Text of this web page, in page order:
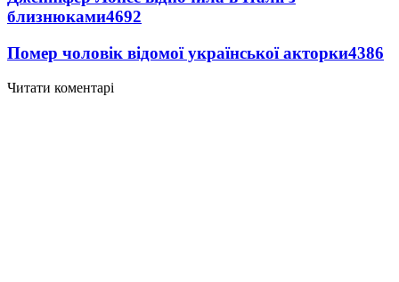
близнюками4692
Помер чоловік відомої української акторки4386
Читати коментарі